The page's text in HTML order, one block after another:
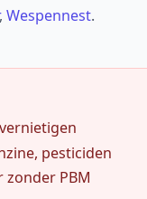
, Wespennest.
pesticiden
PBM